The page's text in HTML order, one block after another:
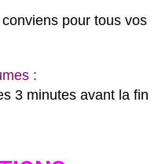
pour tous vos
:
3 minutes avant la fin